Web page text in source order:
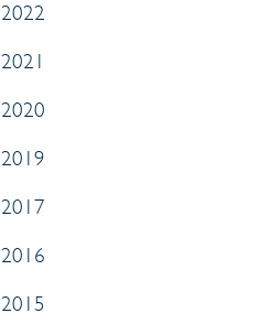
2022
2021
2020
2019
2017
2016
2015